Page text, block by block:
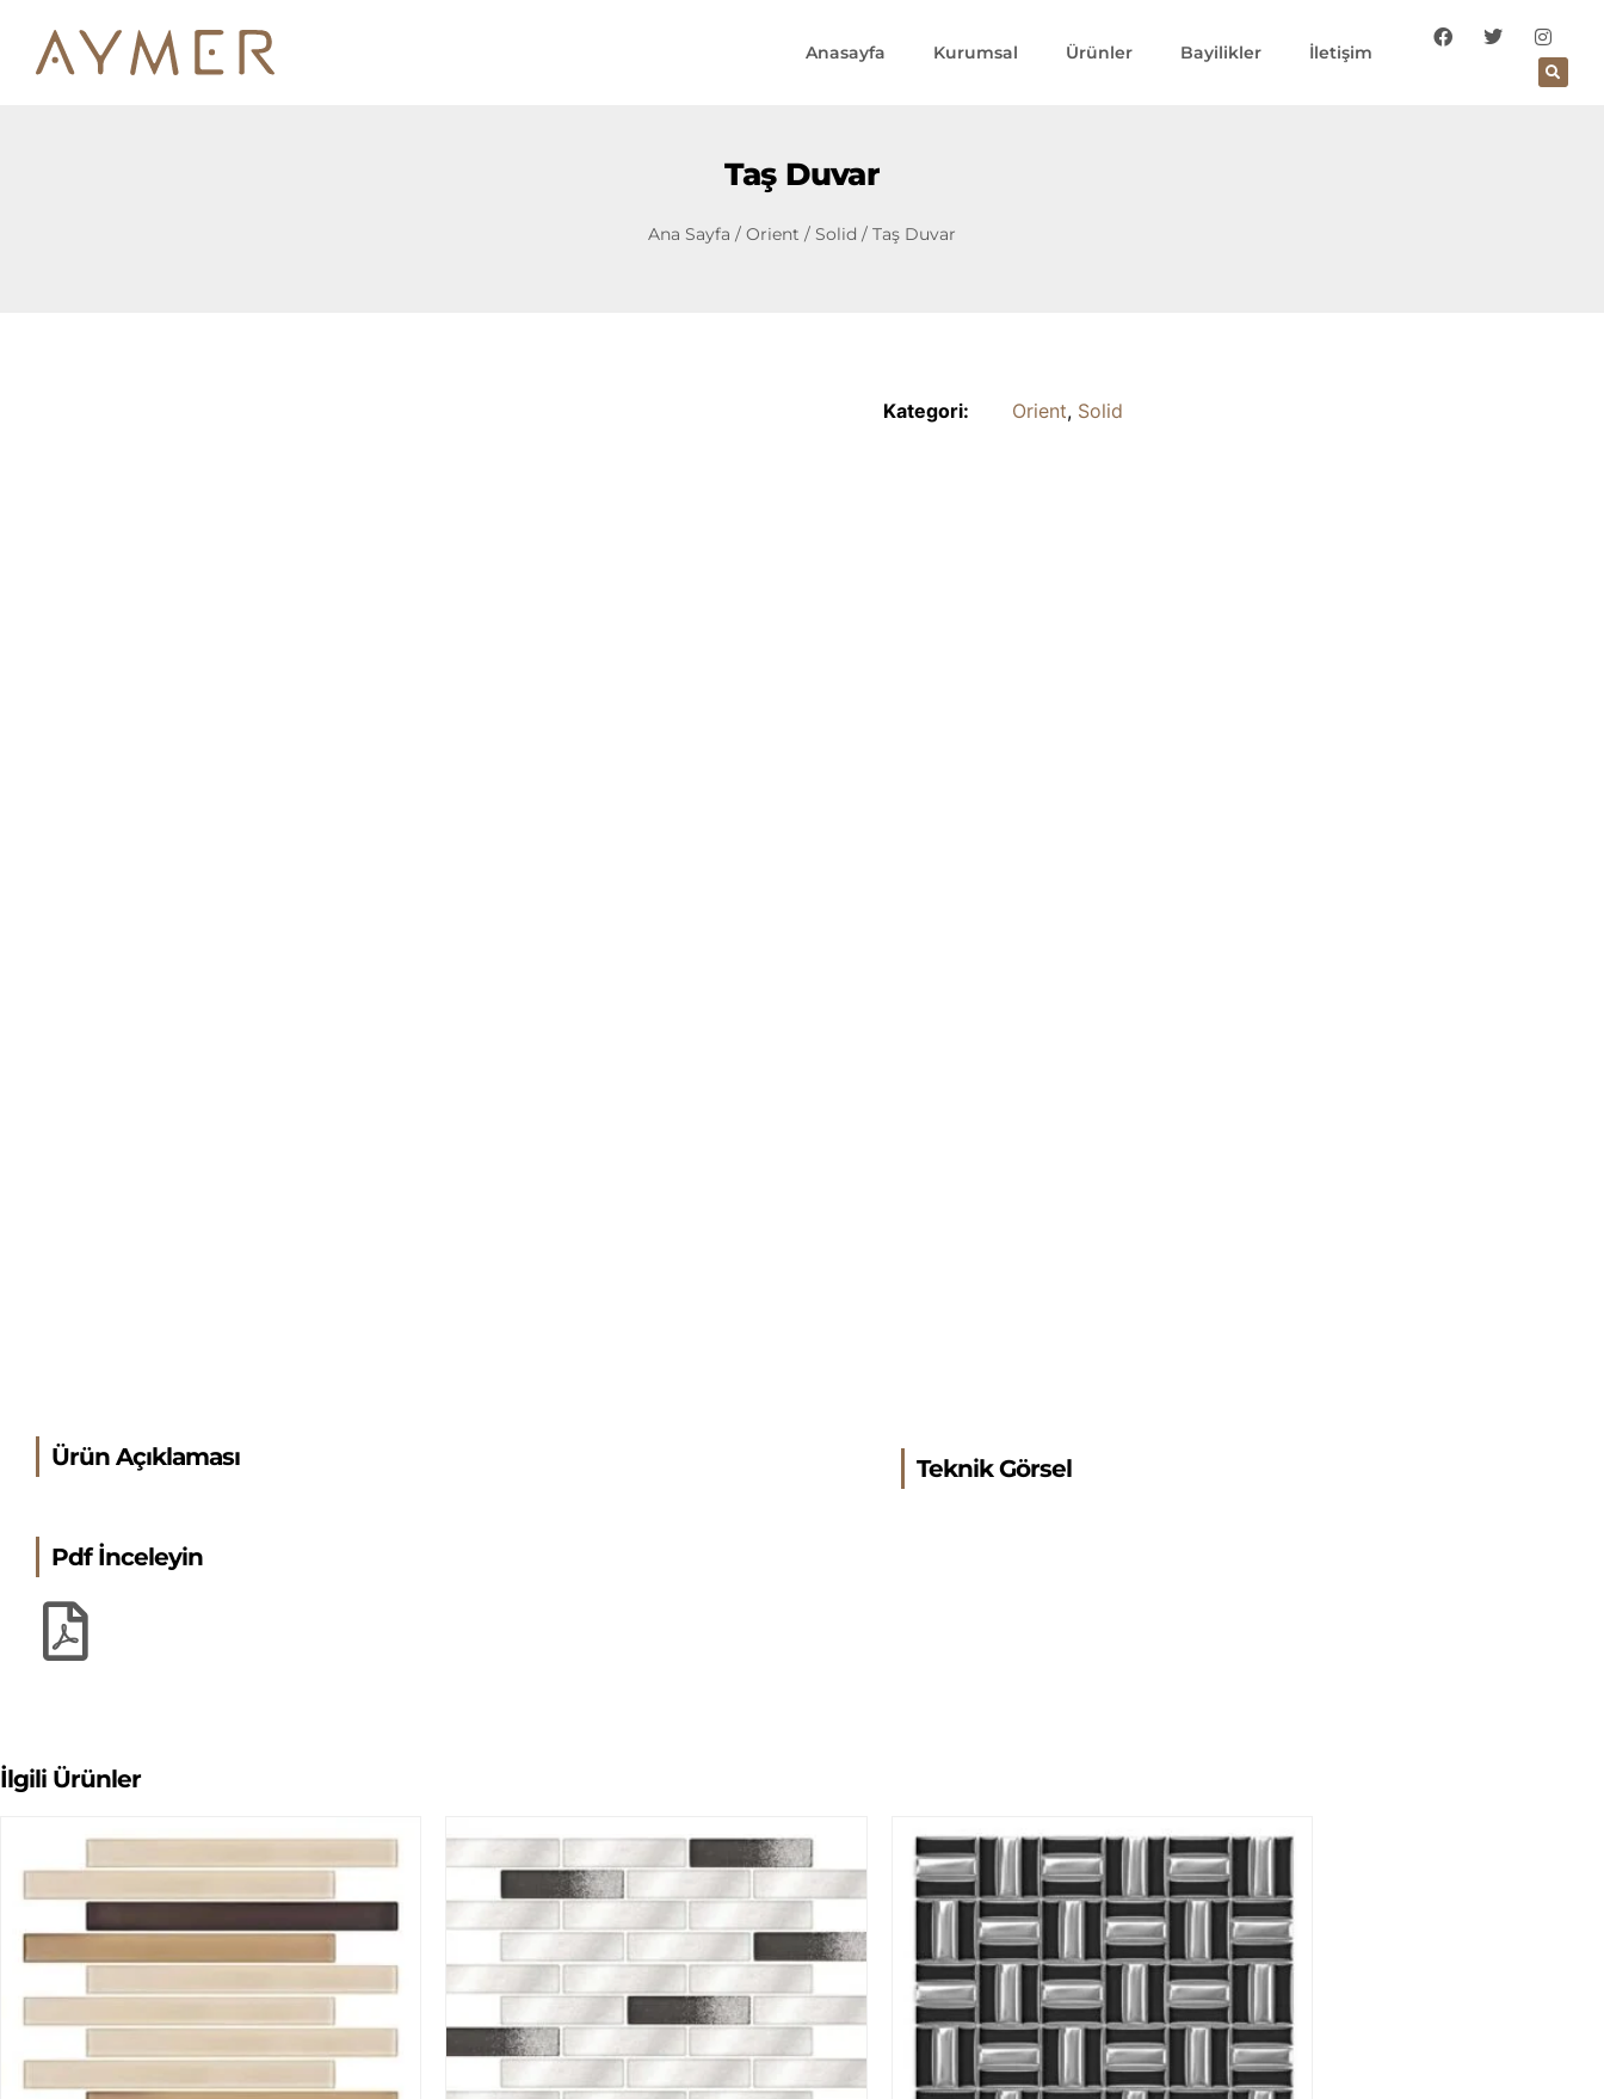
Anasayfa Kurumsal Ürünler Bayilikler İletişim
Taş Duvar
Ana Sayfa / Orient / Solid / Taş Duvar
Kategori: Orient, Solid
Ürün Açıklaması
Pdf İnceleyin
Teknik Görsel
İlgili Ürünler